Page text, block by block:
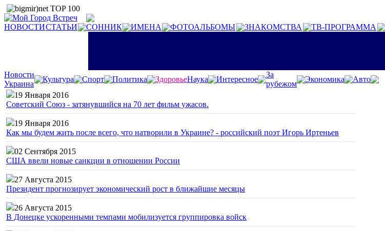
НОВОСТИСТАТЬИ СОННИК ИМЕНА ФОТОАЛЬБОМЫ ЗНАКОМСТВА ТВ-ПРОГРАММА
Новости
Украина
Культура Спорт Политика ЗдоровьеНаука Интересное
За
рубежом
Экономика
Авто
19 Января 2016
Советский Союз - затянувшийся на 70 лет фильм ужасов.
19 Января 2016
Как мы будем жить после всего, что натворили в Украине? - российский поэт Игорь Иртеньев
02 Сентября 2015
США ввели новые санкции в отношении России
27 Августа 2015
Президент прогнозирует экономический рост в ближайшие месяцы
26 Августа 2015
В Донецке ускоренными темпами мобилизуется группировка войск